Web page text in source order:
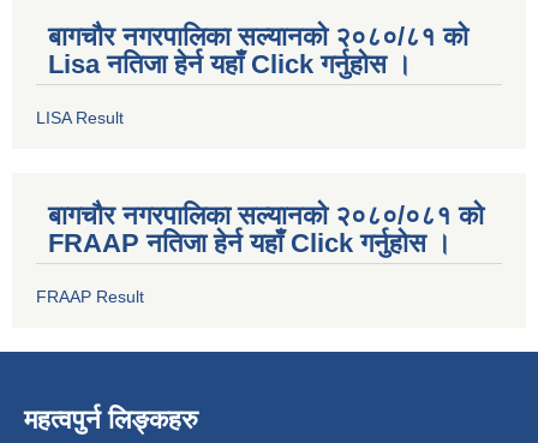
बागचौर नगरपालिका सल्यानको २०८०/८१ को
Lisa नतिजा हेर्न यहाँ Click गर्नुहोस ।
LISA Result
बागचौर नगरपालिका सल्यानको २०८०/०८१ को
FRAAP नतिजा हेर्न यहाँ Click गर्नुहोस ।
FRAAP Result
महत्वपुर्न लिङ्कहरु